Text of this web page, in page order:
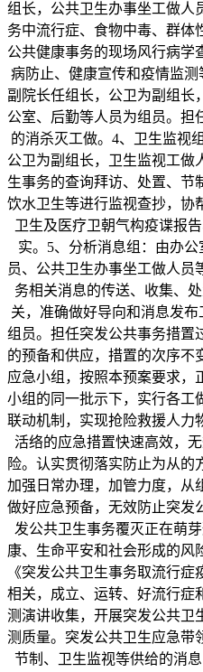
组长，公共卫生办事坐工做人
务中流行症、食物中毒、群体
公共健康事务的现场风行病学
病防止、健康宣传和疫情监
副院长任组长，公卫为副组长
公室、后勤等人员为组员。担
的消杀灭工做。4、卫生监视
公卫为副组长，卫生监视工做
生事务的查询拜访、处置、节
饮水卫生等进行监视查抄，协
卫生及医疗卫朝气构疫谍报
实。5、分析消息组：由办
员、公共卫生办事坐工做人员
务相关消息的传送、收集、
关，准确做好导向和消息发
组员。担任突发公共事务措置
的预备和供应，措置的次序不
应急小组，按照本预案要求，
小组的同一批示下，实行各工
联动机制，实现抢险救援人力
活络的应急措置快速高效，
险。认实贯彻落实防止为从的
加强日常办理，加管力度，从
做好应急预备，无效防止突发
发公共卫生事务覆灭正在萌
康、生命平安和社会形成的风
《突发公共卫生事务取流行
相关，成立、运转、好流行症
测演讲收集，开展突发公共卫
测质量。突发公共卫生应急带
节制、卫生监视等供给的消